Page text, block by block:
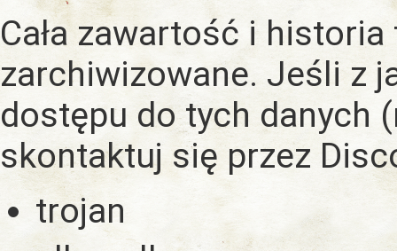
Cała zawartość i historia
zarchiwizowane. Jeśli z
dostępu do tych danych
skontaktuj się przez
trojan